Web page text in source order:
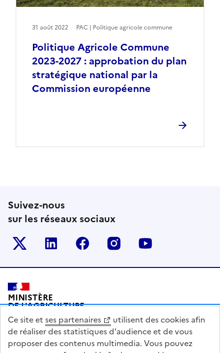
Politique Agricole Commune
2023-2027 : approbation du plan
stratégique national par la
Commission européenne
31 août 2022 PAC | Politique agricole commune
Suivez-nous
sur les réseaux sociaux
Le ministère sur Twitter
Le ministère sur LinkedIn
Le ministère sur Facebook
Le ministère sur
Pied de page
MINISTÈRE
DE L'AGRICULTURE
DE L'AGRO-ALIMENTAIRE
ET DE LA SOUVERAINETÉ
ALIMENTAIRE
Ce site et ses partenaires
utilisent des cookies afin
de réaliser des statistiques d'audience et de vous
proposer des contenus multimedia. Vous pouvez